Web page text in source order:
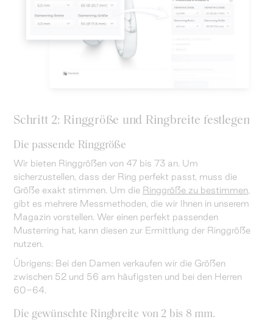
Schritt 2: Ringgröße und Ringbreite festlegen
Die passende Ringgröße
Wir bieten Ringgrößen von 47 bis 73 an. Um
sicherzustellen, dass der Ring perfekt passt, muss die
Größe exakt stimmen. Um die Ringgröße zu bestimmen
gibt es mehrere Messmethoden, die wir Ihnen in unserem
Magazin vorstellen. Wer einen perfekt passenden
Musterring hat, kann diesen zur Ermittlung der Ringgröße
nutzen.
Übrigens: Bei den Damen verkaufen wir die Größen
zwischen 52 und 56 am häufigsten und bei den Herren
60-64.
Die gewünschte Ringbreite von 2 bis 8 mm.